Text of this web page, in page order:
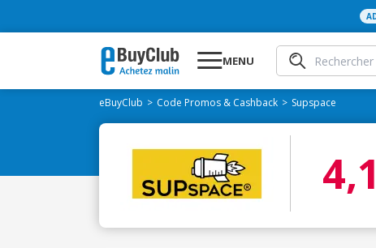
MENU
eBuyClub Code Promos & Cashback Supspace